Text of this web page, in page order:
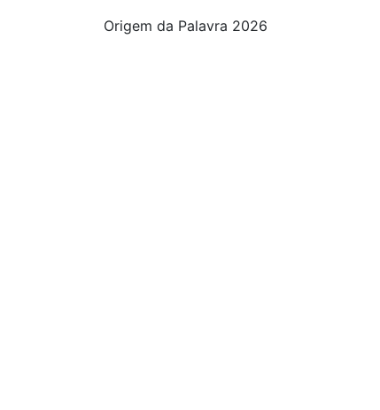
Origem da Palavra 2026